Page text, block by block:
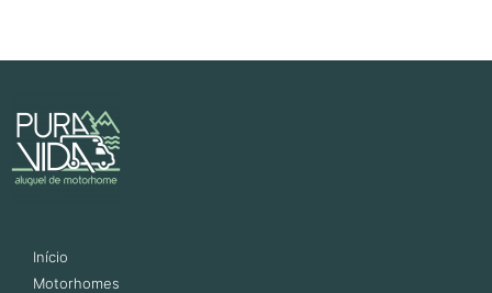
Início
Motorhomes